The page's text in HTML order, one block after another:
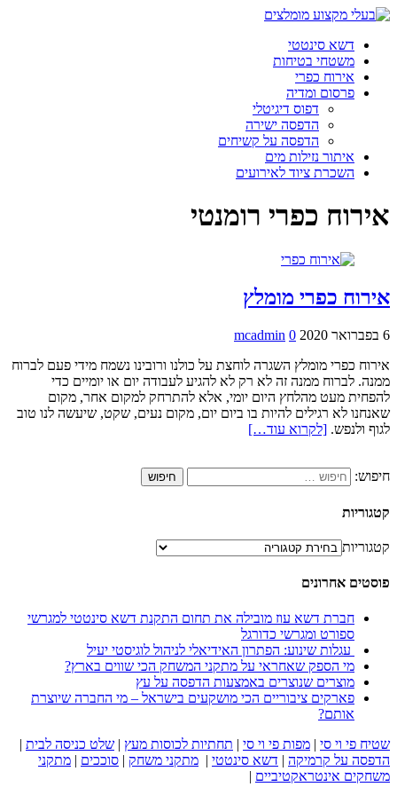
דשא סינטטי
משטחי בטיחות
אירוח כפרי
פרסום ומדיה
דפוס דיגיטלי
הדפסה ישירה
הדפסה על קשיחים
איתור נזילות מים
השכרת ציוד לאירועים
אירוח כפרי רומנטי
אירוח כפרי מומלץ
6 בפברואר 2020 mcadmin 0
אירוח כפרי מומלץ השגרה לוחצת על כולנו ורובינו נשמח מידי פעם לברוח
ממנה. לברוח ממנה זה לא רק לא להגיע לעבודה יום או יומיים כדי
להפחית מעט מהלחץ היום יומי, אלא להתרחק למקום אחר, מקום
שאנחנו לא רגילים להיות בו ביום יום, מקום נעים, שקט, שיעשה לנו טוב
לגוף ולנפש. [לקרוא עוד…]
חיפוש:
קטגוריות
קטגוריות
פוסטים אחרונים
חברת דשא עוז מובילה את תחום התקנת דשא סינטטי למגרשי
ספורט ומגרשי כדורגל
עגלות שינוע: הפתרון האידיאלי לניהול לוגיסטי יעיל
מי הספק שאחראי על מתקני המשחק הכי שווים בארץ?
מוצרים שנוצרים באמצעות הדפסה על עץ
פארקים ציבוריים הכי מושקעים בישראל – מי החברה שיוצרת
אותם?
שטיח פי וי סי | מפות פי וי סי | תחתיות לכוסות מעץ | שלט כניסה לבית |
הדפסה על קרמיקה | דשא סינטטי | מתקני משחק | סוככים | מתקני
משחקים אינטראקטיביים |